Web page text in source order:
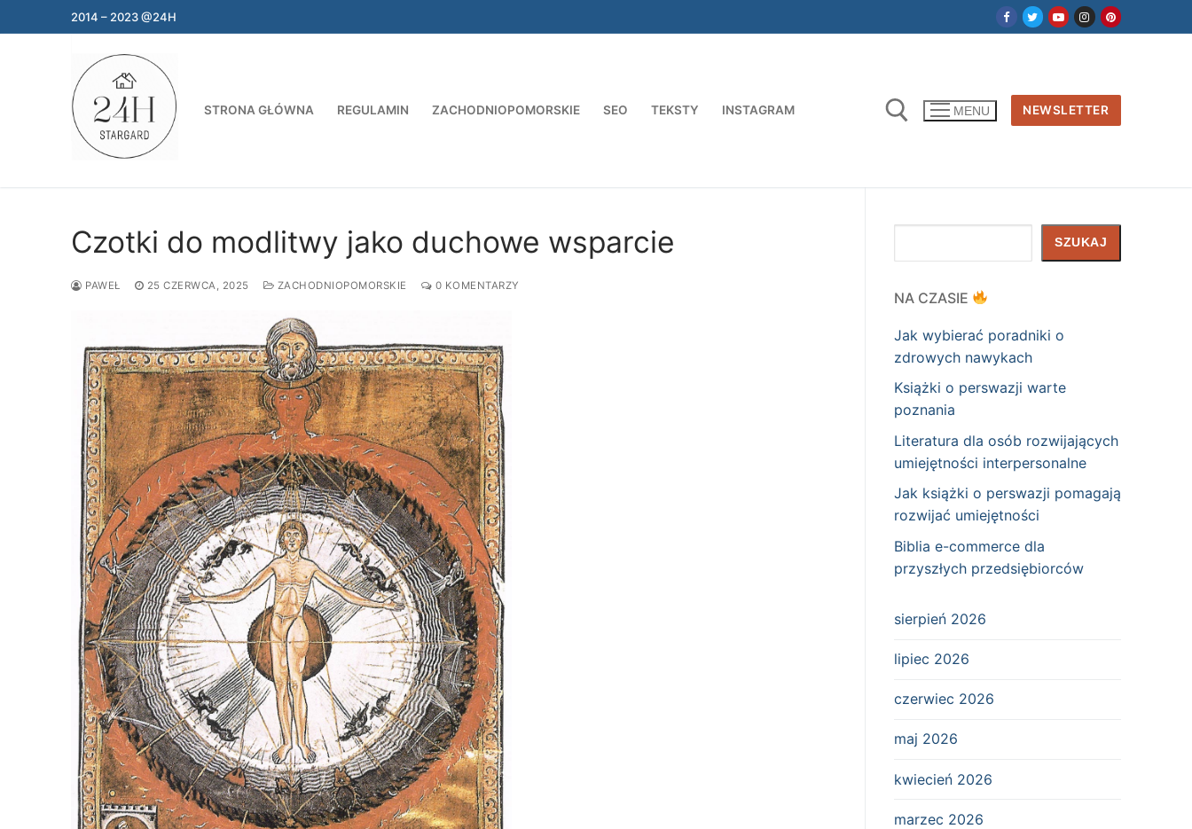
do
2014 – 2023 @24H
STRONA GŁÓWNA REGULAMIN ZACHODNIOPOMORSKIE SEO TEKSTY INSTAGRAM MENU NEWSLETTER
Czotki do modlitwy jako duchowe wsparcie
PAWEŁ 25 CZERWCA, 2025 ZACHODNIOPOMORSKIE 0 KOMENTARZY
SZUKAJ
NA CZASIE
Jak wybierać poradniki o
zdrowych nawykach
Książki o perswazji warte
poznania
Literatura dla osób rozwijających
umiejętności interpersonalne
Jak książki o perswazji pomagają
rozwijać umiejętności
Biblia e-commerce dla
przyszłych przedsiębiorców
sierpień 2026
lipiec 2026
czerwiec 2026
maj 2026
kwiecień 2026
marzec 2026